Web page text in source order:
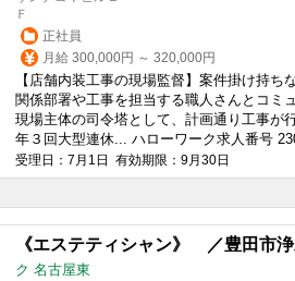
Ｆ
正社員
月給 300,000円 ～ 320,000円
【店舗内装工事の現場監督】案件掛け持ち
関係部署や工事を担当する職人さんとコミ
現場主体の司令塔として、計画通り工事が
年３回大型連休... ハローワーク求人番号
受理日：7月1日 有効期限：9月30日
《エステティシャン》 ／豊田市
ク 名古屋東